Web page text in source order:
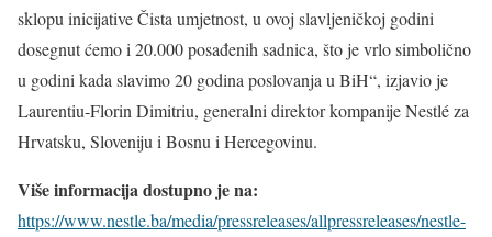
sklopu inicijative Čista umjetnost, u ovoj slavljeničkoj godini
dosegnut ćemo i 20.000 posađenih sadnica, što je vrlo simbolično
u godini kada slavimo 20 godina poslovanja u BiH“, izjavio je
Laurentiu‑Florin Dimitriu, generalni direktor kompanije Nestlé za
Hrvatsku, Sloveniju i Bosnu i Hercegovinu.
Više informacija dostupno je na:
https://www.nestle.ba/media/pressreleases/allpressreleases/nestle-